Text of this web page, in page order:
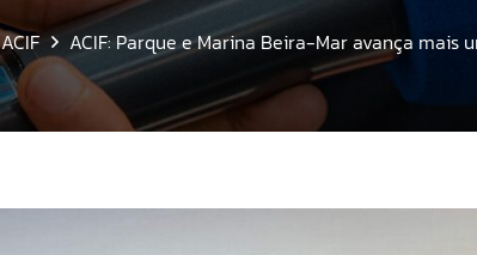
ACIF ACIF: Parque e Marina Beira-Mar avança mais